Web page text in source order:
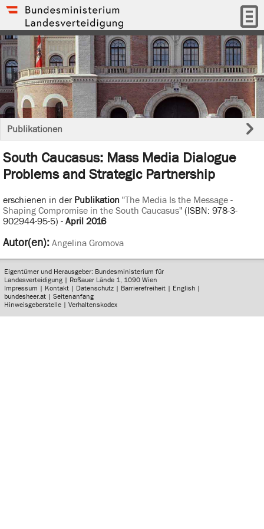
Publikationen
South Caucasus: Mass Media Dialogue
Problems and Strategic Partnership
erschienen in der Publikation"The Media Is the Message -
Shaping Compromise in the South Caucasus" (ISBN: 978-3-
902944-95-5) - April 2016
Autor(en): Angelina Gromova
Eigentümer und Herausgeber: Bundesministerium für
Landesverteidigung | Roßauer Lände 1, 1090 Wien
Impressum | Kontakt | Datenschutz | Barrierefreiheit | English |
bundesheer.at |Seitenanfang
Hinweisgeberstelle |Verhaltenskodex